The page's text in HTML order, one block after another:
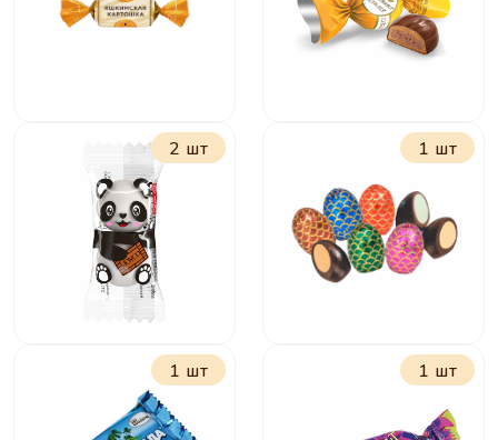
Яшкинская
картошка
Золотая лилия
2 шт
Панда Молочно-
1 шт
1 шт 1 шт